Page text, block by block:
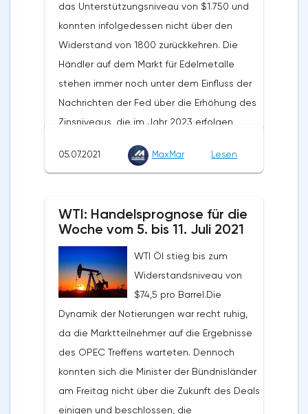
957,9 Milliarden Euro, ein Plus von 13,3 % im
Jahresvergleich. Das Volumen der Importe
stieg um 12,7% und betrug 878,2 Milliarden
Euro. Der Außenhandelsüberschuss der EU
wurde im Mai dieses Jahres mit 7,9
Milliarden Dollar verzeichnet. Im Mai letzten
Jahres lag dieser Wert bei 6,6 Milliarden
das Unterstützungsniveau von $1.750 und
konnten infolgedessen nicht über den
Widerstand von 1800 zurückkehren. Die
Händler auf dem Markt für Edelmetalle
stehen immer noch unter dem Einfluss der
Nachrichten der Fed über die Erhöhung des
Zinsniveaus, die im Jahr 2023 erfolgen
einer gewissen Anfälligkeit des Dollars in
langfristige Potenzial von Gold bleibt
bestehen, auch trotz des aktuell niedrigen
Preisniveaus. Die Staatsausgaben und die
globale Verschuldung werden die
Zentralbanken dazu zwingen, die Zinssätze
so lange wie möglich auf einem
Mindestniveau zu halten. Der Rückgang des
Goldpreises sollte als Chance für
langfristige Investoren gesehen werden,
ihre Positionen zu erhöhen. Jeder
Preisrückgang wird von langfristigen
05.07.2021 MaxMar Lesen
WTI: Handelsprognose für die
Woche vom 5. bis 11. Juli 2021
WTI Öl stieg bis zum
Widerstandsniveau von
$74,5 pro Barrel.Die
Dynamik der Notierungen war recht ruhig,
da die Marktteilnehmer auf die Ergebnisse
des OPEC Treffens warteten. Dennoch
konnten sich die Minister der Bündnisländer
am Freitag nicht über die Zukunft des Deals
einigen und beschlossen, die